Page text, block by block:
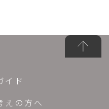
イド
えの方へ